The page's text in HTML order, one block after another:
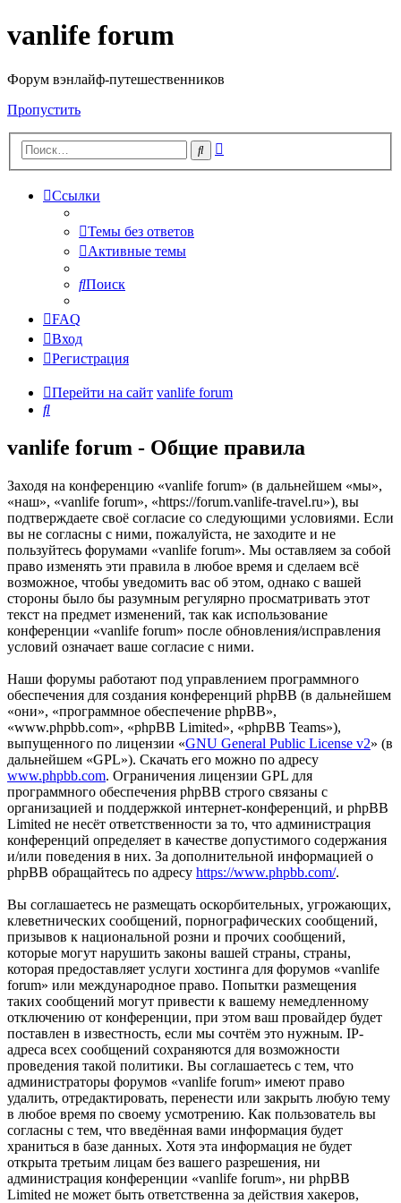
vanlife forum
Форум вэнлайф-путешественников
Пропустить
Поиск
Ссылки
Темы без ответов
Активные темы
Поиск
FAQ
Вход
Регистрация
Перейти на сайт vanlife forum
Поиск
vanlife forum - Общие правила
Заходя на конференцию «vanlife forum» (в дальнейшем «мы»,
«наш», «vanlife forum», «https://forum.vanlife-travel.ru»), вы
подтверждаете своё согласие со следующими условиями. Если
вы не согласны с ними, пожалуйста, не заходите и не
пользуйтесь форумами «vanlife forum». Мы оставляем за собой
право изменять эти правила в любое время и сделаем всё
возможное, чтобы уведомить вас об этом, однако с вашей
стороны было бы разумным регулярно просматривать этот
текст на предмет изменений, так как использование
конференции «vanlife forum» после обновления/исправления
условий означает ваше согласие с ними.
Наши форумы работают под управлением программного
обеспечения для создания конференций phpBB (в дальнейшем
«они», «программное обеспечение phpBB»,
«www.phpbb.com», «phpBB Limited», «phpBB Teams»),
выпущенного по лицензии «GNU General Public License v2» (в
дальнейшем «GPL»). Скачать его можно по адресу
www.phpbb.com. Ограничения лицензии GPL для
программного обеспечения phpBB строго связаны с
организацией и поддержкой интернет-конференций, и phpBB
Limited не несёт ответственности за то, что администрация
конференций определяет в качестве допустимого содержания
и/или поведения в них. За дополнительной информацией о
phpBB обращайтесь по адресу https://www.phpbb.com/.
Вы соглашаетесь не размещать оскорбительных, угрожающих,
клеветнических сообщений, порнографических сообщений,
призывов к национальной розни и прочих сообщений,
которые могут нарушить законы вашей страны, страны,
которая предоставляет услуги хостинга для форумов «vanlife
forum» или международное право. Попытки размещения
таких сообщений могут привести к вашему немедленному
отключению от конференции, при этом ваш провайдер будет
поставлен в известность, если мы сочтём это нужным. IP-
адреса всех сообщений сохраняются для возможности
проведения такой политики. Вы соглашаетесь с тем, что
администраторы форумов «vanlife forum» имеют право
удалить, отредактировать, перенести или закрыть любую тему
в любое время по своему усмотрению. Как пользователь вы
согласны с тем, что введённая вами информация будет
храниться в базе данных. Хотя эта информация не будет
открыта третьим лицам без вашего разрешения, ни
администрация конференции «vanlife forum», ни phpBB
Limited не может быть ответственна за действия хакеров,